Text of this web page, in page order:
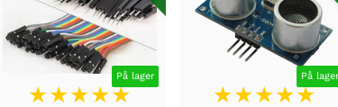
På lager På lager